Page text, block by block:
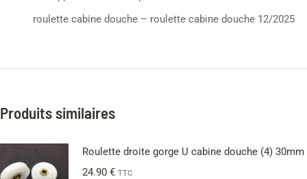
roulette cabine douche – roulette cabine douche 12/2025
Produits similaires
Roulette droite gorge U cabine douche (4) 30mm
24.90 € TTC